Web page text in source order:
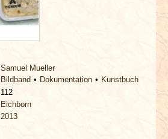
Samuel Mueller
Bildband Dokumentation
Kunstbuch
112
Eichborn
2013